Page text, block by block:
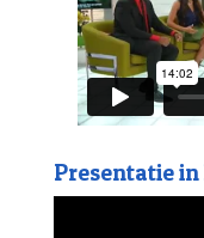
Presentatie